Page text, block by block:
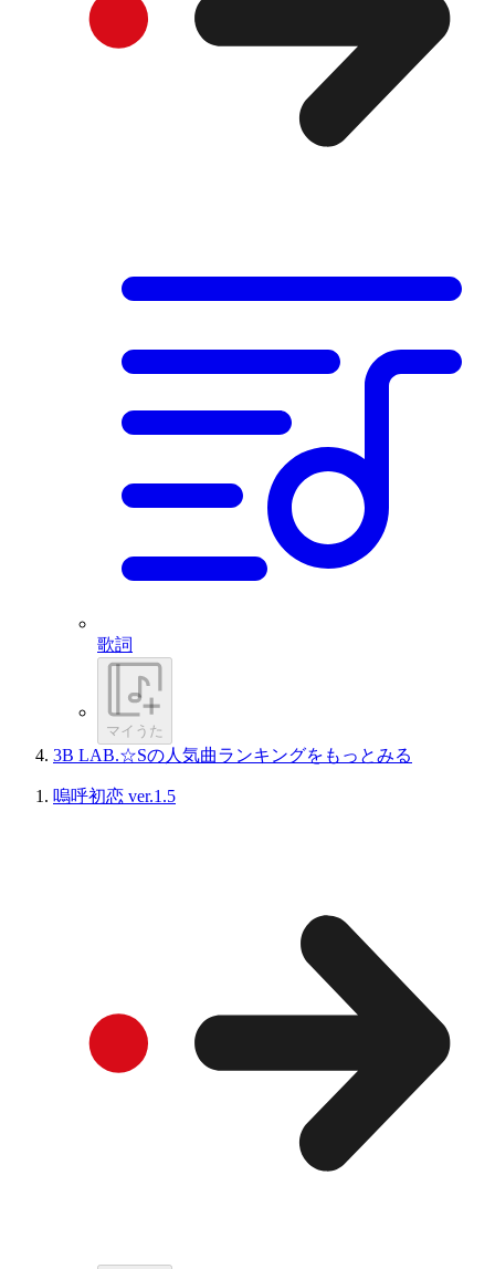
歌詞
マイうた
3B LAB.☆Sの人気曲ランキングをもっとみる
嗚呼初恋 ver.1.5